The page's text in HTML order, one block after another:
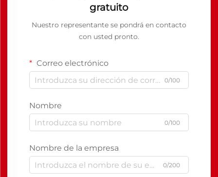
gratuito
Nuestro representante se pondrá en contacto
con usted pronto.
Correo electrónico
0/100
Nombre
0/100
Nombre de la empresa
0/200